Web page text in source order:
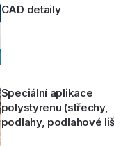
CAD detaily
Speciální aplikace
polystyrenu (střechy,
podlahy, podlahové